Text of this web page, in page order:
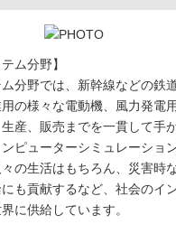
ム分野】
ム分野では、新幹線などの鉄
の様々な電動機、風力発電
産、販売までを一貫して手
ピューターシミュレーショ
の生活はもちろん、災害時
も貢献するなど、社会のイ
に供給しています。